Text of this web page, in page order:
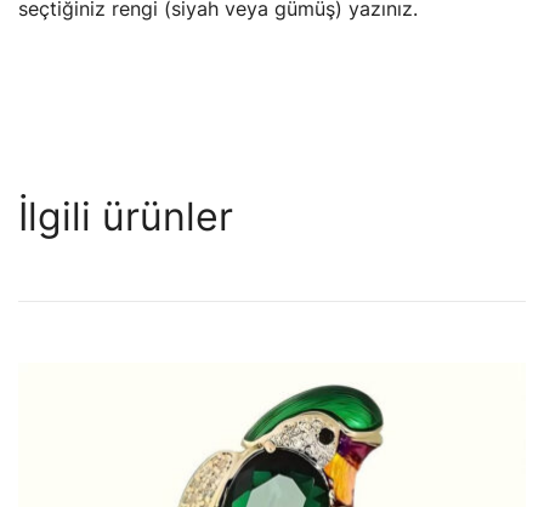
seçtiğiniz rengi (siyah veya gümüş) yazınız.
İlgili ürünler